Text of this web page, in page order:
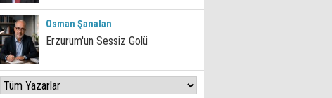
Osman Şanalan
Erzurum'un Sessiz Golü